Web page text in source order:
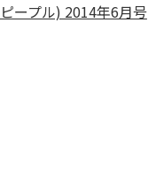
ープル) 2014年6月号